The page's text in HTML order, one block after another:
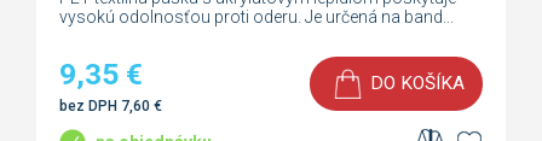
vysokú odolnosťou proti oderu. Je určená na band...
9,35 €
bez DPH 7,60 €
DO KOŠÍKA